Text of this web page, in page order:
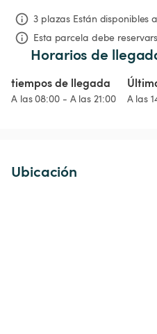
3 plazas Están disponibles
Esta parcela debe
Horarios de
tiempos de llegada
A las 08:00 - A las 21:00 A las
Ubicación